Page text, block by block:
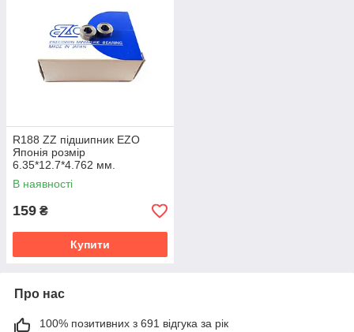
R188 ZZ підшипник EZO
Японія розмір
6.35*12.7*4.762 мм.
В наявності
159 ₴
Купити
Про нас
100% позитивних з 691 відгука за рік